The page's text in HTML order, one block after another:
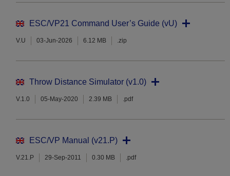
ESC/VP21 Command User’s Guide (vU)
V.U 03-Jun-2026 6.12 MB .zip
Throw Distance Simulator (v1.0)
V.1.0 05-May-2020 2.39 MB .pdf
ESC/VP Manual (v21.P)
V.21.P 29-Sep-2011 0.30 MB .pdf